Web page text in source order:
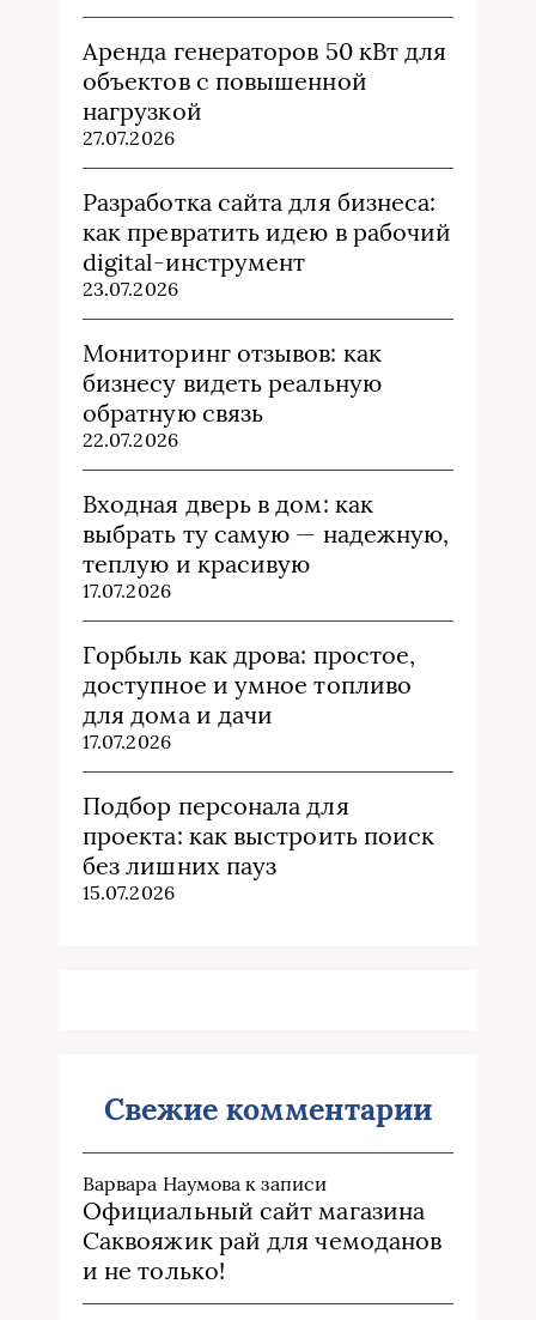
Аренда генераторов 50 кВт для
объектов с повышенной
нагрузкой
27.07.2026
Разработка сайта для бизнеса:
как превратить идею в рабочий
digital-инструмент
23.07.2026
Мониторинг отзывов: как
бизнесу видеть реальную
обратную связь
22.07.2026
Входная дверь в дом: как
выбрать ту самую — надежную,
теплую и красивую
17.07.2026
Горбыль как дрова: простое,
доступное и умное топливо
для дома и дачи
17.07.2026
Подбор персонала для
проекта: как выстроить поиск
без лишних пауз
15.07.2026
Свежие комментарии
Варвара Наумова к записи
Официальный сайт магазина
Саквояжик рай для чемоданов
и не только!